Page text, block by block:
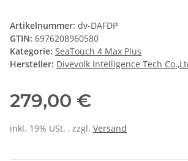
Artikelnummer: dv-DAFDP
GTIN: 6976208960580
Kategorie: SeaTouch 4 Max Plus
Hersteller: Divevolk Intelligence Tech
279,00 €
inkl. 19% USt. , zzgl. Versand